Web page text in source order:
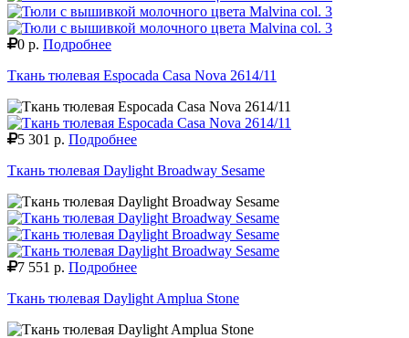
0 р. Подробнее
Ткань тюлевая Espocada Casa Nova 2614/11
5 301 р. Подробнее
Ткань тюлевая Daylight Broadway Sesame
7 551 р. Подробнее
Ткань тюлевая Daylight Amplua Stone